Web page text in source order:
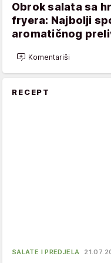
Obrok salata sa
fryera: Najbolji
aromatičnog
Komentariši
RECEPT
SALATE I PREDJELA